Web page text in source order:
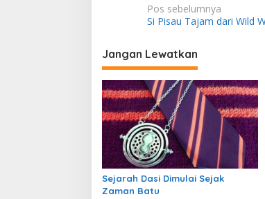
N
a
v
i
g
a
s
i
p
o
Pos sebelumnya
Si Pisau Tajam dari Wild
Jangan Lewatkan
Sejarah Dasi Dimulai Sejak
Zaman Batu